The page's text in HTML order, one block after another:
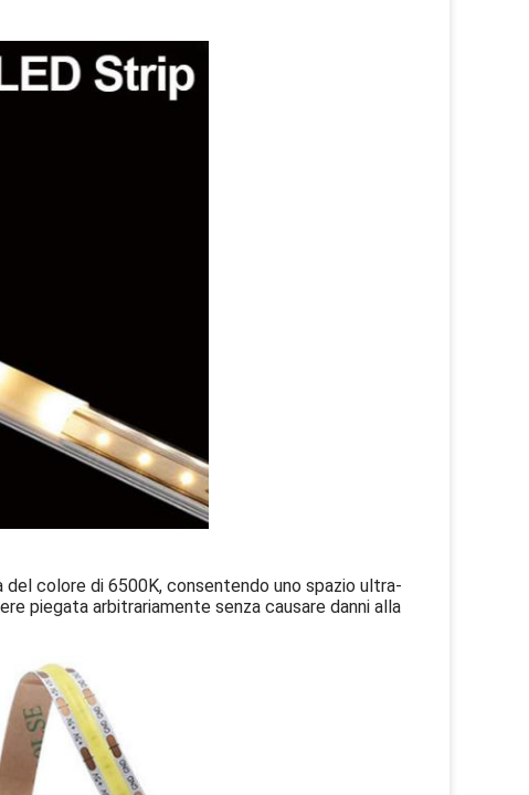
colore di 6500K, consentendo uno spazio ultra-
piegata arbitrariamente senza causare danni alla